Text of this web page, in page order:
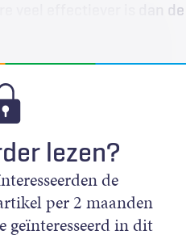
veel effectiever is dan de
lezen?
de
per 2 maanden
geïnteresseerd in dit